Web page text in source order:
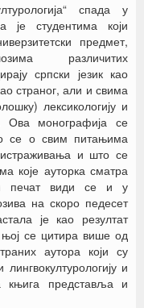
спада у
је студентима који
предмет,
различитих
српски језик као
страног, али и свима
лексикологију и
Ова монографија се
се о свим питањима
истраживања и што се
које ауторка сматра
печат види се и у
на скоро педесет
је као резултат
њој се цитира више од
аутора који су
и
књига представља и